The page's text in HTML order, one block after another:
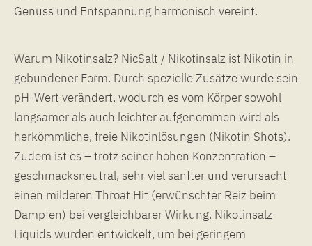
Genuss und Entspannung harmonisch vereint.
Warum Nikotinsalz? NicSalt / Nikotinsalz ist Nikotin in
gebundener Form. Durch spezielle Zusätze wurde sein
pH-Wert verändert, wodurch es vom Körper sowohl
langsamer als auch leichter aufgenommen wird als
herkömmliche, freie Nikotinlösungen (Nikotin Shots).
Zudem ist es – trotz seiner hohen Konzentration –
geschmacksneutral, sehr viel sanfter und verursacht
einen milderen Throat Hit (erwünschter Reiz beim
Dampfen) bei vergleichbarer Wirkung. Nikotinsalz-
Liquids wurden entwickelt, um bei geringem